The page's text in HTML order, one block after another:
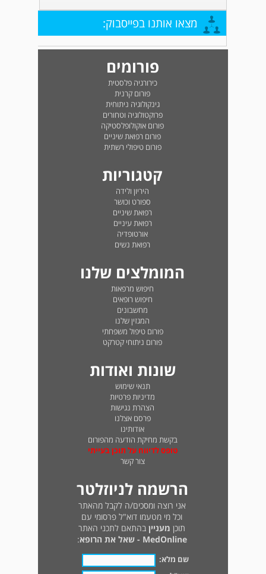
מצאו אותנו בפייסבוק:
פורומים
כירורגיה פלסטית
פורום קרנית
גינקולוגיה ניתוחית
פרוקטולוגיה וטחורים
פורום אוקולופלסטיקה
פורום רפואת שיניים
פורום טיפולי רשתית
קטגוריות
היריון ולידה
ספורט וכושר
רפואת שיניים
רפואת עיניים
אורטופדיה
רפואת נשים
המומלצים שלנו
חיפוש מרפאות
חיפוש רופאים
מחשבונים
המגזין שלנו
פורום טיפול משפחתי
פורום ניתוחי קטרקט
שונות ואודות
תנאי שימוש
מדיניות פרטיות
הצהרת נגישות
פרסם אצלנו
אודותינו
בקשת מחיקת הודעה מהפורום
טופס לדיווח על תוכן בעייתי
צור קשר
הרשמה לניוזלטר
אני רוצה ומסכים/ה לקבל מהאתר
וכל מי מטעמו דוא"ל פרסומי עם
תוכן מעניין בהתאם לתכני האתר
MedOnline - שאל את הרופא
:
שם מלא: